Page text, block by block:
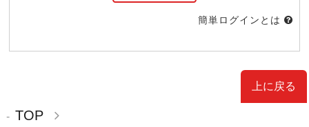
簡単ログインとは
上に戻る
TOP